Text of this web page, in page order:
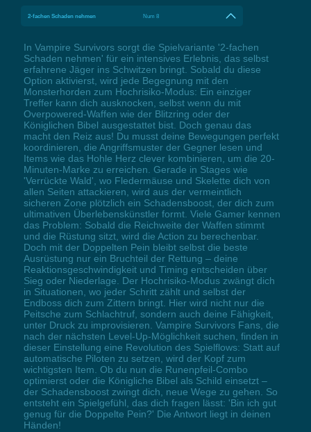
2-fachen Schaden nehmen Num 8
In Vampire Survivors sorgt die Spielvariante '2-fachen
Schaden nehmen' für ein intensives Erlebnis, das selbst
erfahrene Jäger ins Schwitzen bringt. Sobald du diese
Option aktivierst, wird jede Begegnung mit den
Monsterhorden zum Hochrisiko-Modus: Ein einziger
Treffer kann dich ausknocken, selbst wenn du mit
Overpowered-Waffen wie der Blitzring oder der
Königlichen Bibel ausgestattet bist. Doch genau das
macht den Reiz aus! Du musst deine Bewegungen perfekt
koordinieren, die Angriffsmuster der Gegner lesen und
Items wie das Hohle Herz clever kombinieren, um die 20-
Minuten-Marke zu erreichen. Gerade in Stages wie
'Verrückte Wald', wo Fledermäuse und Skelette dich von
allen Seiten attackieren, wird aus der vermeintlich
sicheren Zone plötzlich ein Schadensboost, der dich zum
ultimativen Überlebenskünstler formt. Viele Gamer kennen
das Problem: Sobald die Reichweite der Waffen stimmt
und die Rüstung sitzt, wird die Action zu berechenbar.
Doch mit der Doppelten Pein bleibt selbst die beste
Ausrüstung nur ein Bruchteil der Rettung – deine
Reaktionsgeschwindigkeit und Timing entscheiden über
Sieg oder Niederlage. Der Hochrisiko-Modus zwängt dich
in Situationen, wo jeder Schritt zählt und selbst der
Endboss dich zum Zittern bringt. Hier wird nicht nur die
Peitsche zum Schlachtruf, sondern auch deine Fähigkeit,
unter Druck zu improvisieren. Vampire Survivors Fans, die
nach der nächsten Level-Up-Möglichkeit suchen, finden in
dieser Einstellung eine Revolution des Spielflows: Statt auf
automatische Piloten zu setzen, wird der Kopf zum
wichtigsten Item. Ob du nun die Runenpfeil-Combo
optimierst oder die Königliche Bibel als Schild einsetzt –
der Schadensboost zwingt dich, neue Wege zu gehen. So
entsteht ein Spielgefühl, das dich fragen lässt: 'Bin ich gut
genug für die Doppelte Pein?' Die Antwort liegt in deinen
Händen!